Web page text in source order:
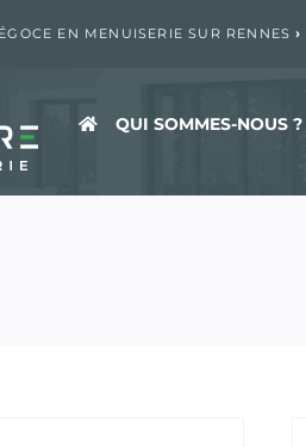
EN MENUISERIE SUR RENNES ›
QUI SOMMES-NOUS ?